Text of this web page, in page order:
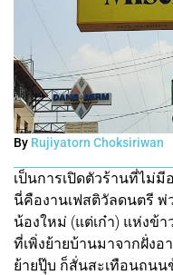
By Rujiyatorn Choksiriwan
เป็นการเปิดตัวร้านที่ไม่มี
นี่คืองานเฟสติวัลดนตรี พ่
น้องใหม่ (แต่เก๋า) แห่งข้
ที่เพิ่งย้ายบ้านมาจากฝั่ง
ย้ายปุ๊บ ก็สั่นสะเทือนถนน